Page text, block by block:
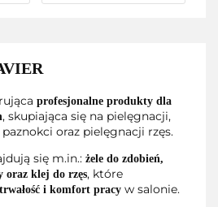
profesjonalne produkty dla
, skupiająca się na pielęgnacji,
oraz pielęgnacji rzęs.
się m.in.: żele do zdobień,
oraz klej do rzęs, które
i komfort pracy w salonie.